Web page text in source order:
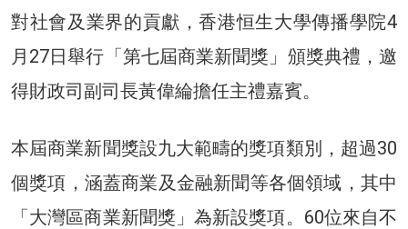
對社會及業界的貢獻，香港恒生大學傳播學院4
月27日舉行「第七屆商業新聞獎」頒獎典禮，邀
得財政司副司長黃偉綸擔任主禮嘉賓。
本屆商業新聞獎設九大範疇的獎項類別，超過30
個獎項，涵蓋商業及金融新聞等各個領域，其中
「大灣區商業新聞獎」為新設獎項。60位來自不